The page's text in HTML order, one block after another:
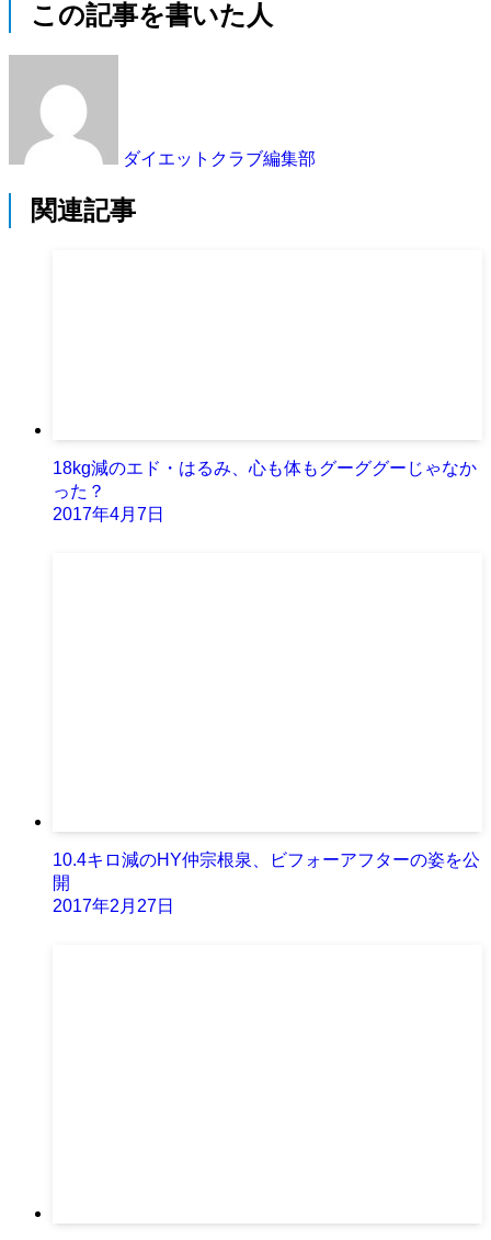
この記事を書いた人
ダイエットクラブ編集部
関連記事
18kg減のエド・はるみ、心も体もグーググーじゃなか
った？
2017年4月7日
10.4キロ減のHY仲宗根泉、ビフォーアフターの姿を公
開
2017年2月27日